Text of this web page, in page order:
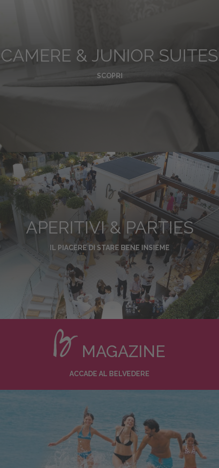
CAMERE & JUNIOR SUITES
SCOPRI
APERITIVI & PARTIES
IL PIACERE DI STARE BENE INSIEME
MAGAZINE
ACCADE AL BELVEDERE